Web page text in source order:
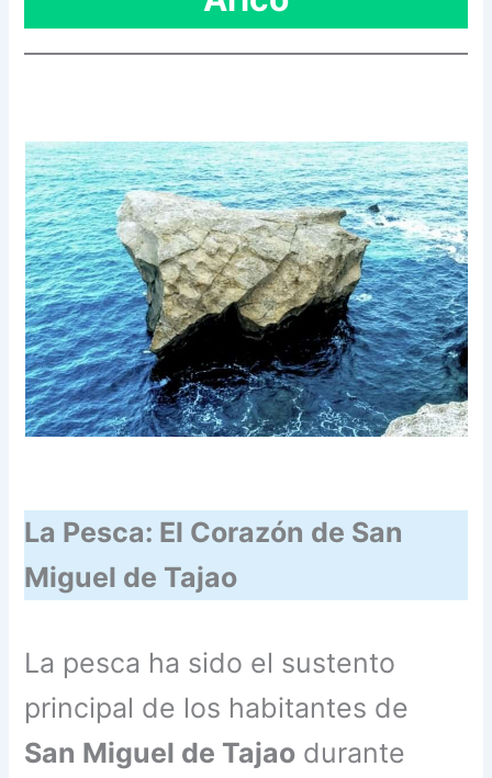
La Pesca: El Corazón de San
Miguel de Tajao
La pesca ha sido el sustento
principal de los habitantes de
San Miguel de Tajao durante